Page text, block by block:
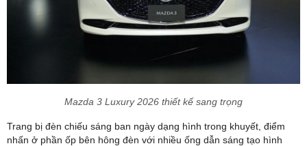
Mazda 3 Luxury 2026 thiết kế sang trọng
Trang bị đèn chiếu sáng ban ngày dạng hình trong khuyết, điểm
nhấn ở phần ốp bên hông đèn với nhiều ống dẫn sáng tạo hình